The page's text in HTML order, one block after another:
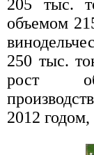
205 тыс.
объемом
250 тыс.
рост
2012